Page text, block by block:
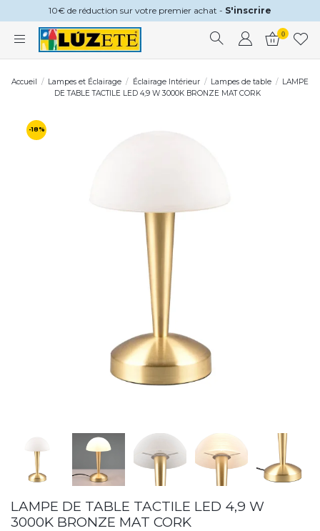
10€ de réduction sur votre premier achat - S'inscrire
0
Accueil Lampes et Éclairage Éclairage Intérieur Lampes de table
LAMPE
DE TABLE TACTILE LED 4,9 W 3000K BRONZE MAT CORK
-18%
LAMPE DE TABLE TACTILE LED 4,9 W
3000K BRONZE MAT CORK